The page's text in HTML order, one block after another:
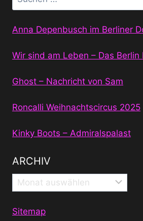
nach:
Anna Depenbusch im Berliner
Wir sind am Leben – Das Berlin
Ghost – Nachricht von Sam
Roncalli Weihnachtscircus 2025
Kinky Boots – Admiralspalast
ARCHIV
Archiv
Sitemap